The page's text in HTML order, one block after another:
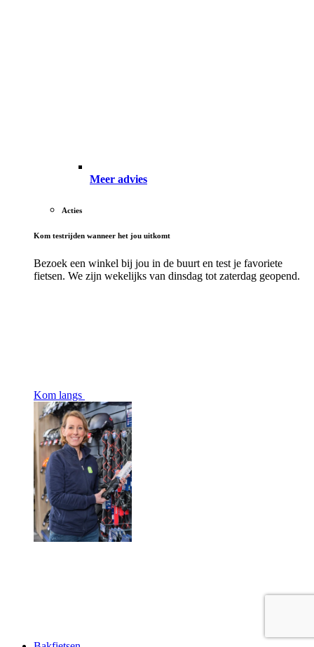
Meer advies
Acties
Kom testrijden wanneer het jou uitkomt
Bezoek een winkel bij jou in de buurt en test je favoriete
fietsen. We zijn wekelijks van dinsdag tot zaterdag geopend.
Kom langs